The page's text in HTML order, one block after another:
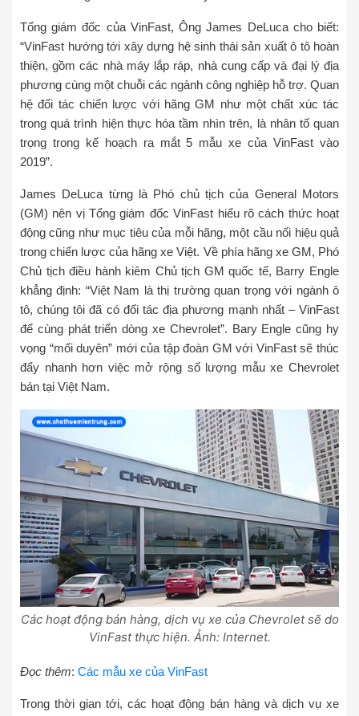
Tổng giám đốc của VinFast, Ông James DeLuca cho biết:
“VinFast hướng tới xây dựng hệ sinh thái sản xuất ô tô hoàn
thiện, gồm các nhà máy lắp ráp, nhà cung cấp và đại lý địa
phương cùng một chuỗi các ngành công nghiệp hỗ trợ. Quan
hệ đối tác chiến lược với hãng GM như một chất xúc tác
trong quá trình hiện thực hóa tầm nhìn trên, là nhân tố quan
trọng trong kế hoạch ra mắt 5 mẫu xe của VinFast vào
2019”.
James DeLuca từng là Phó chủ tịch của General Motors
(GM) nên vị Tổng giám đốc VinFast hiểu rõ cách thức hoạt
động cũng như mục tiêu của mỗi hãng, một cầu nối hiệu quả
trong chiến lược của hãng xe Việt. Về phía hãng xe GM, Phó
Chủ tịch điều hành kiêm Chủ tịch GM quốc tế, Barry Engle
khẳng định: “Việt Nam là thị trường quan trọng với ngành ô
tô, chúng tôi đã có đối tác địa phương mạnh nhất – VinFast
để cùng phát triển dòng xe Chevrolet”. Bary Engle cũng hy
vọng “mối duyên” mới của tập đoàn GM với VinFast sẽ thúc
đẩy nhanh hơn việc mở rộng số lượng mẫu xe Chevrolet
bán tại Việt Nam.
Các hoạt động bán hàng, dịch vụ xe của Chevrolet sẽ do
VinFast thực hiện. Ảnh: Internet.
Đọc thêm: Các mẫu xe của VinFast
Trong thời gian tới, các hoạt động bán hàng và dịch vụ xe